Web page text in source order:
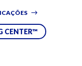
CENTER™